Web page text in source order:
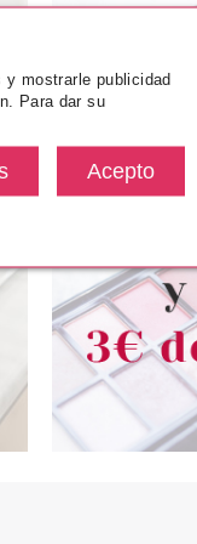
8H MATTE CONFORT
DE LABIOS 15
47% 1.85€
mostrarle publicidad
Para dar su